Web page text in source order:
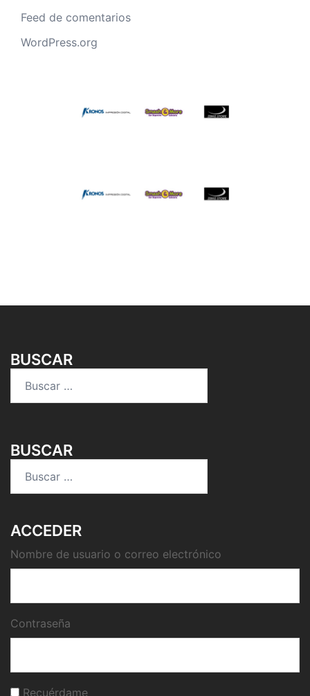
Feed de comentarios
WordPress.org
BUSCAR
BUSCAR
ACCEDER
Nombre de usuario o correo electrónico
Contraseña
Recuérdame